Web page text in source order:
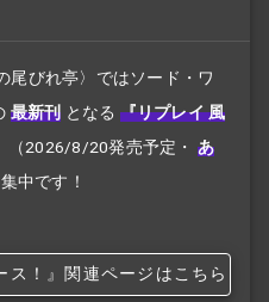
尾びれ亭〉ではソード・ワ
最新刊 となる 『リプレイ 風
（2026/8/20発売予定・ あ
中です！
ス！』関連ページはこちら